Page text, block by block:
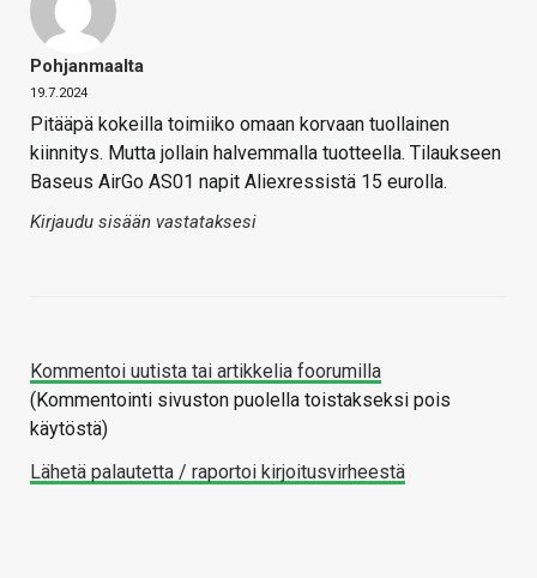
Pohjanmaalta
19.7.2024
Pitääpä kokeilla toimiiko omaan korvaan tuollainen
kiinnitys. Mutta jollain halvemmalla tuotteella. Tilaukseen
Baseus AirGo AS01 napit Aliexressistä 15 eurolla.
Kirjaudu sisään vastataksesi
Kommentoi uutista tai artikkelia foorumilla
(Kommentointi sivuston puolella toistakseksi pois
käytöstä)
Lähetä palautetta / raportoi kirjoitusvirheestä